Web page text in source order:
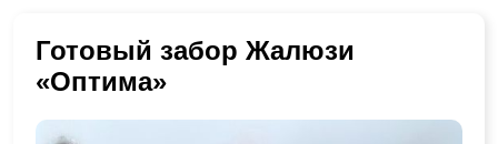
Готовый забор Жалюзи
«Оптима»